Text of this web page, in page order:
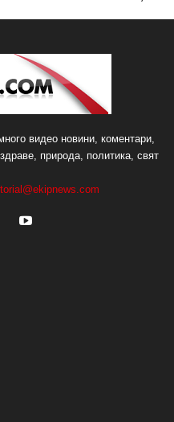
видео новини, коментари,
природа, политика, свят